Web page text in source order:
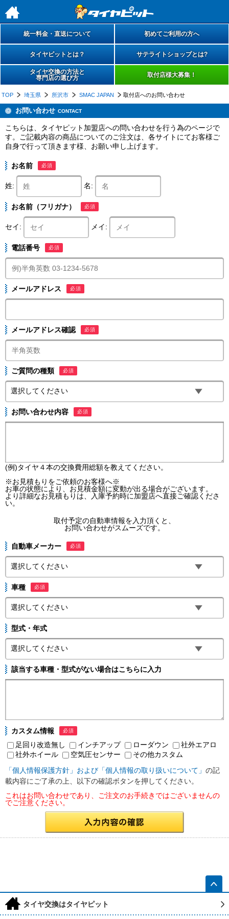
h
統一料金・直送について 初めてご利用の方へ
タイヤピットとは？ サテライトショップとは?
タイヤ交換の方法と
専門店の選び方
取付店様大募集！
TOP 埼玉県 所沢市 SMAC JAPAN 取付店へのお問い合わせ
お問い合わせ CONTACT
こちらは、タイヤピット加盟店への問い合わせを行う為のページで
す。ご記載内容の商品についてのご注文は、各サイトにてお客様ご
自身で行って頂きます様、お願い申し上げます。
お名前 必須
姓: 名:
お名前（フリガナ） 必須
セイ: メイ:
電話番号 必須
メールアドレス 必須
メールアドレス確認 必須
ご質問の種類 必須
お問い合わせ内容 必須
(例)タイヤ４本の交換費用総額を教えてください。
※お見積もりをご依頼のお客様へ※
お車の状態により、お見積金額に変動が出る場合がございます。
より詳細なお見積もりは、入庫予約時に加盟店へ直接ご確認くださ
い。
取付予定の自動車情報を入力頂くと、
お問い合わせがスムーズです。
自動車メーカー 必須
車種 必須
型式・年式
該当する車種・型式がない場合はこちらに入力
カスタム情報 必須
足回り改造無し インチアップ ローダウン
社外エアロ
社外ホイール
空気圧センサー
その他カスタム
「個人情報保護方針」および「個人情報の取り扱いについて」 の記
載内容にご了承の上、以下の確認ボタンを押してください。
これはお問い合わせであり、ご注文のお手続きではございませんの
でご注意ください。
h タイヤ交換はタイヤピット